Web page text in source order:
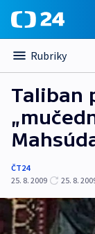
Rubriky
Taliban
ČT24
25. 8. 2009
25. 8.